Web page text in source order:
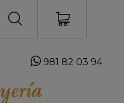
981 82 03 94